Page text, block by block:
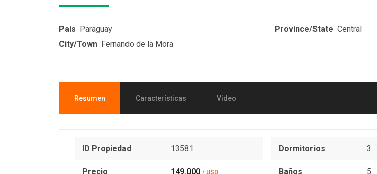
Pais Paraguay Province/State Central
City/Town Fernando de la Mora
Resumen Características Video
ID Propiedad 13581
Precio 149.000 / USD
Dormitorios 3
Baños 5